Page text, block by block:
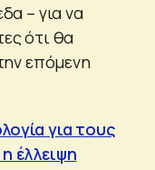
– για να
ότι θα
επόμενη
για τους
έλλειψη